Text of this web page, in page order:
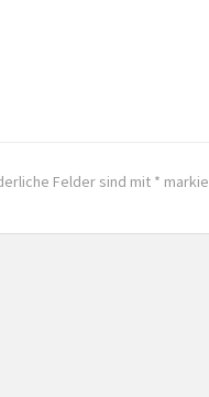
Felder sind mit *